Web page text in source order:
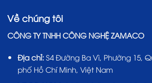
Về chúng tôi
CÔNG TY TNHH CÔNG NGHỆ ZAMACO
Địa chỉ: S4 Đường Ba Vì, Phường 15,
phố Hồ Chí Minh, Việt Nam